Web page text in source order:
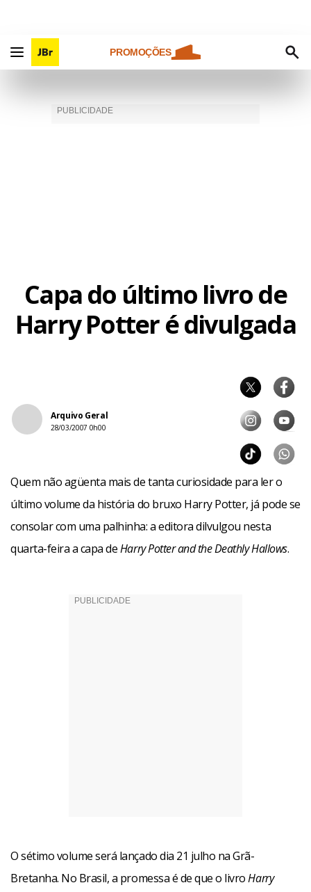
PROMOÇÕES
Capa do último livro de
Harry Potter é divulgada
Arquivo Geral
28/03/2007 0h00
Quem não agüenta mais de tanta curiosidade para ler o
último volume da história do bruxo Harry Potter, já pode se
consolar com uma palhinha: a editora dilvulgou nesta
quarta-feira a capa deHarry Potter and the Deathly Hallows.
O sétimo volume será lançado dia 21 julho na Grã-
Bretanha. No Brasil, a promessa é de que o livroHarry